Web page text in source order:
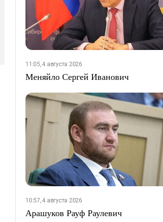
11:05, 4 августа 2026
Меняйло Сергей Иванович
10:57, 4 августа 2026
Арашуков Рауф Раулевич